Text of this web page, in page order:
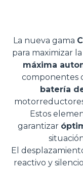
La nueva gama
para maximizar
máxima
componentes
batería
Estos
garantizar
El
reactivo y